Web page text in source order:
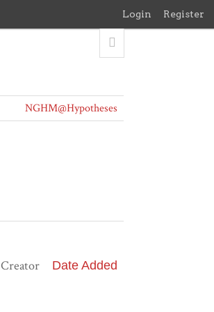
Login Register
NGHM@Hypotheses
Creator Date Added